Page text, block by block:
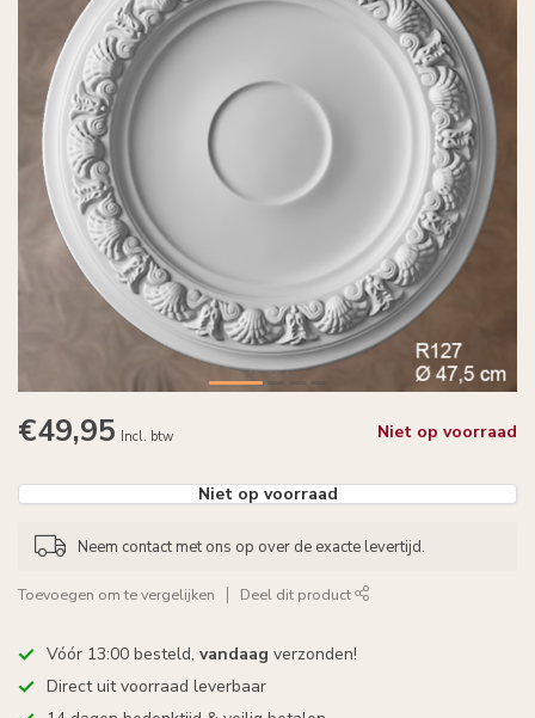
€49,95 Incl. btw Niet op voorraad
Niet op voorraad
Neem contact met ons op over de exacte levertijd.
Toevoegen om te vergelijken Deel dit product
Vóór 13:00 besteld, vandaag verzonden!
Direct uit voorraad leverbaar